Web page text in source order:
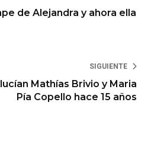
de Alejandra y ahora ella
SIGUIENTE
Mathías Brivio y Maria
Pía Copello hace 15 años